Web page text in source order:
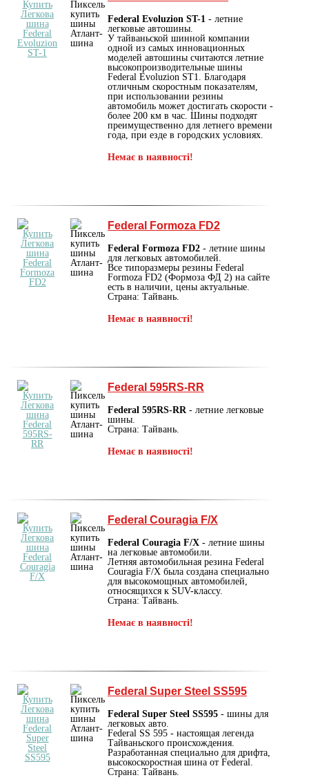
Federal Evoluzion ST-1 - летние
легковые автошины.
У тайваньской шинной компании
одной из самых инновационных
моделей автошины считаются летние
высокопроизводительные шины
Federal Evoluzion ST1. Благодаря
отличным скоростным показателям,
при использовании резины
автомобиль может достигать скорости -
более 200 км в час. Шины подходят
преимущественно для летнего времени
года, при езде в городских условиях.
Немає в наявності!
Federal Formoza FD2
Federal Formoza FD2 - летние шины
для легковых автомобилей.
Все типоразмеры резины Federal
Formoza FD2 (Формоза ФД 2) на сайте
есть в наличии, цены актуальные.
Страна: Тайвань.
Немає в наявності!
Federal 595RS-RR
Federal 595RS-RR - летние легковые
шины.
Страна: Тайвань.
Немає в наявності!
Federal Couragia F/X
Federal Couragia F/X - летние шины
на легковые автомобили.
Летняя автомобильная резина Federal
Couragia F/X была создана специально
для высокомощных автомобилей,
относящихся к SUV-классу.
Страна: Тайвань.
Немає в наявності!
Federal Super Steel SS595
Federal Super Steel SS595 - шины для
легковых авто.
Federal SS 595 - настоящая легенда
Тайваньского происхождения.
Разработанная специально для дрифта,
высокоскоростная шина от Federal.
Страна: Тайвань.